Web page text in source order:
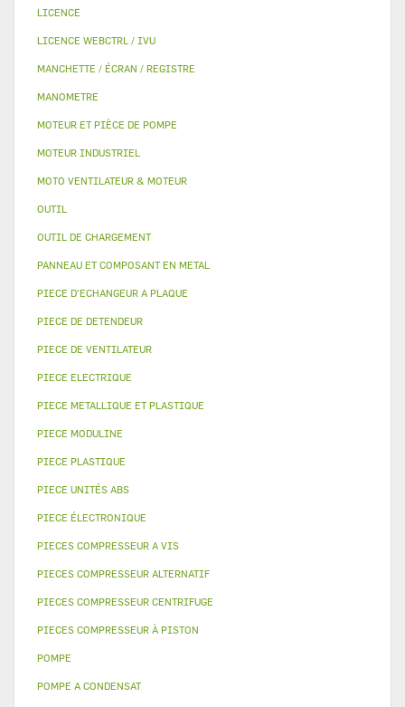
LICENCE
LICENCE WEBCTRL / IVU
MANCHETTE / ÉCRAN / REGISTRE
MANOMETRE
MOTEUR ET PIÈCE DE POMPE
MOTEUR INDUSTRIEL
MOTO VENTILATEUR & MOTEUR
OUTIL
OUTIL DE CHARGEMENT
PANNEAU ET COMPOSANT EN METAL
PIECE D'ECHANGEUR A PLAQUE
PIECE DE DETENDEUR
PIECE DE VENTILATEUR
PIECE ELECTRIQUE
PIECE METALLIQUE ET PLASTIQUE
PIECE MODULINE
PIECE PLASTIQUE
PIECE UNITÉS ABS
PIECE ÉLECTRONIQUE
PIECES COMPRESSEUR A VIS
PIECES COMPRESSEUR ALTERNATIF
PIECES COMPRESSEUR CENTRIFUGE
PIECES COMPRESSEUR À PISTON
POMPE
POMPE A CONDENSAT